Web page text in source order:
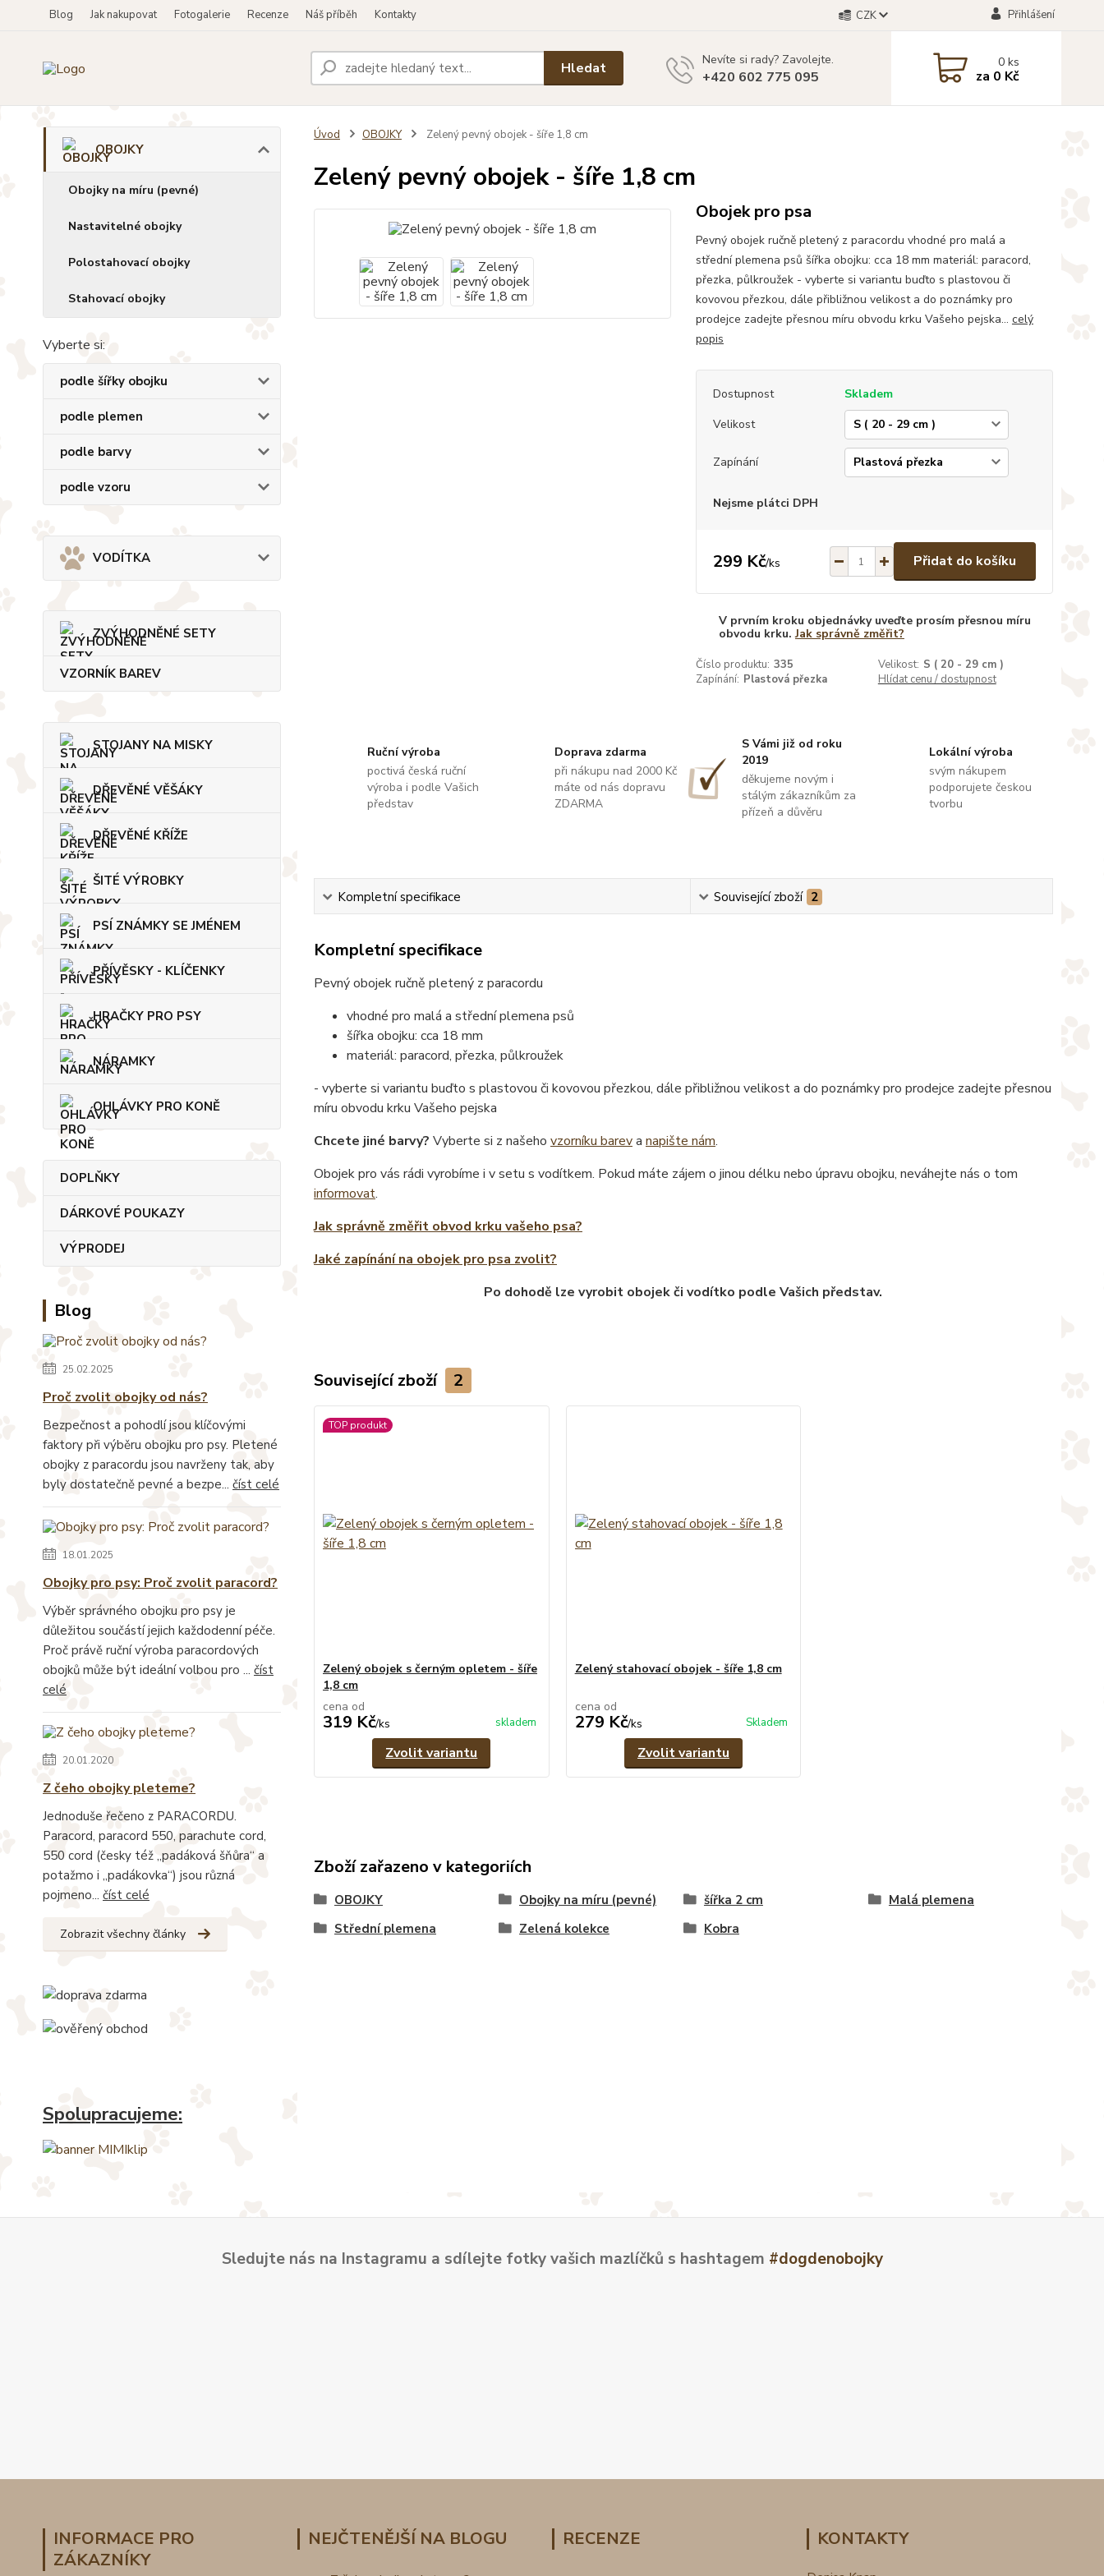
Blog Jak nakupovat Fotogalerie Recenze Náš příběh Kontakty CZK Přihlášení
Hledat Nevíte si rady? Zavolejte.
+420 602 775 095
0ks
za 0 Kč
OBOJKY
Obojky na míru (pevné)
Nastavitelné obojky
Polostahovací obojky
Stahovací obojky
Vyberte si:
podle šířky obojku
podle plemen
podle barvy
podle vzoru
VODÍTKA
ZVÝHODNĚNÉ SETY
VZORNÍK BAREV
STOJANY NA MISKY
DŘEVĚNÉ VĚŠÁKY
DŘEVĚNÉ KŘÍŽE
ŠITÉ VÝROBKY
PSÍ ZNÁMKY SE JMÉNEM
PŘÍVĚSKY - KLÍČENKY
HRAČKY PRO PSY
NÁRAMKY
OHLÁVKY PRO KONĚ
DOPLŇKY
DÁRKOVÉ POUKAZY
VÝPRODEJ
Blog
25.02.2025
Proč zvolit obojky od nás?
Bezpečnost a pohodlí jsou klíčovými
faktory při výběru obojku pro psy. Pletené
obojky z paracordu jsou navrženy tak, aby
byly dostatečně pevné a bezpe... číst celé
18.01.2025
Obojky pro psy: Proč zvolit paracord?
Výběr správného obojku pro psy je
důležitou součástí jejich každodenní péče.
Proč právě ruční výroba paracordových
obojků může být ideální volbou pro ... číst
celé
20.01.2020
Z čeho obojky pleteme?
Jednoduše řečeno z PARACORDU.
Paracord, paracord 550, parachute cord,
550 cord (česky též „padáková šňůra“ a
potažmo i „padákovka“) jsou různá
pojmeno... číst celé
Zobrazit všechny články
Spolupracujeme:
Úvod OBOJKY Zelený pevný obojek - šíře 1,8 cm
Zelený pevný obojek - šíře 1,8 cm
Obojek pro psa
Pevný obojek ručně pletený z paracordu vhodné pro malá a
střední plemena psů šířka obojku: cca 18 mm materiál: paracord,
přezka, půlkroužek - vyberte si variantu buďto s plastovou či
kovovou přezkou, dále přibližnou velikost a do poznámky pro
prodejce zadejte přesnou míru obvodu krku Vašeho pejska... celý
popis
Dostupnost
Skladem
Velikost
Zapínání
Nejsme plátci DPH
299 Kč/ks Přidat do košíku
V prvním kroku objednávky uveďte prosím přesnou míru
obvodu krku.Jak správně změřit?
Číslo produktu: 335 Velikost: S ( 20 - 29 cm )
Zapínání: Plastová přezka Hlídat cenu / dostupnost
Ruční výroba
poctivá česká ruční
výroba i podle Vašich
představ
Doprava zdarma
při nákupu nad 2000 Kč
máte od nás dopravu
ZDARMA
S Vámi již od roku
2019
děkujeme novým i
stálým zákazníkům za
přízeň a důvěru
Lokální výroba
svým nákupem
podporujete českou
tvorbu
Kompletní specifikace Související zboží 2
Kompletní specifikace
Pevný obojek ručně pletený z paracordu
vhodné pro malá a střední plemena psů
šířka obojku: cca 18 mm
materiál: paracord, přezka, půlkroužek
- vyberte si variantu buďto s plastovou či kovovou přezkou, dále přibližnou velikost a do poznámky pro prodejce zadejte přesnou
míru obvodu krku Vašeho pejska
Chcete jiné barvy? Vyberte si z našeho vzorníku bareva napište nám.
Obojek pro vás rádi vyrobíme i v setu s vodítkem. Pokud máte zájem o jinou délku nebo úpravu obojku, neváhejte nás o tom
informovat.
Jak správně změřit obvod krku vašeho psa?
Jaké zapínání na obojek pro psa zvolit?
Po dohodě lze vyrobit obojek či vodítko podle Vašich představ.
Související zboží 2
TOP produkt
Zelený obojek s černým opletem - šíře
1,8 cm
cena od
319 Kč/ks skladem
Zvolit variantu
Zelený stahovací obojek - šíře 1,8 cm
cena od
279 Kč/ks Skladem
Zvolit variantu
Zboží zařazeno v kategoriích
OBOJKY Obojky na míru (pevné) šířka 2 cm
Malá plemena
Střední plemena
Zelená kolekce Kobra
Sledujte nás na Instagramu a sdílejte fotky vašich mazlíčků s hashtagem #dogdenobojky
INFORMACE PRO
ZÁKAZNÍKY
NEJČTENĚJŠÍ NA BLOGU RECENZE KONTAKTY